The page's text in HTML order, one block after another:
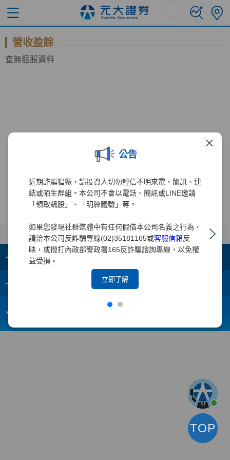
×
公告
近期詐騙猖獗，請投資人切勿輕信不明來電、簡訊、連
結或陌生群組。本公司不會以電話、簡訊或LINE邀請
「領取飆股」、「明牌體驗」等。
如果您發現社群媒體中有任何假借本公司名義之行為，
請洽本公司反詐騙專線(02)35181165或客服信箱反
映，或撥打內政部警政署165反詐騙諮詢專線，以免權
益受損。
立即了解
營收盈餘
查無個股資料
+ 集團成員
+
webmaster@yuanta.com
TOP